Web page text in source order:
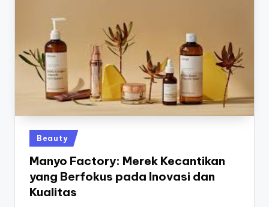
Posted
in
Beauty
Manyo Factory: Merek Kecantikan
yang Berfokus pada Inovasi dan
Kualitas